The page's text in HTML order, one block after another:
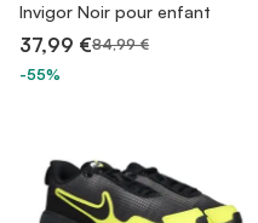
Invigor Noir pour enfant
37,99 €84,99 €
-55%